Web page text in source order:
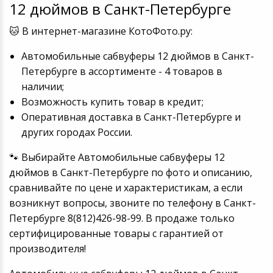
12 дюймов в Санкт-Петербурге
🐱 В интернет-магазине КотоФото.ру:
Автомобильные сабвуферы 12 дюймов в Санкт-
Петербурге в ассортименте - 4 товаров в
наличии;
Возможность купить товар в кредит;
Оперативная доставка в Санкт-Петербурге и
других городах России.
🐾 Выбирайте Автомобильные сабвуферы 12
дюймов в Санкт-Петербурге по фото и описанию,
сравнивайте по цене и характеристикам, а если
возникнут вопросы, звоните по телефону в Санкт-
Петербурге 8(812)426-98-99. В продаже только
сертифицированные товары с гарантией от
производителя!